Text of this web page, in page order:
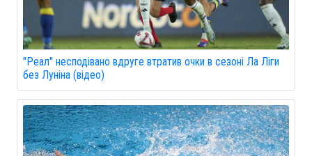
"Реал" несподівано вдруге втратив очки в сезоні Ла Ліги
без Луніна (відео)